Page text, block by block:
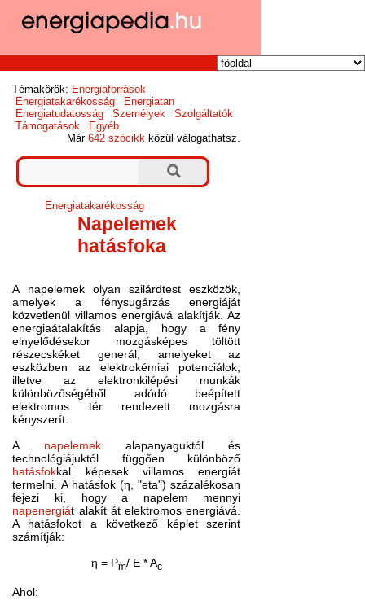
Témakörök: Energiaforrások
Energiatakarékosság
Energiatan
Energiatudatosság
Személyek
Szolgáltatók
Támogatások
Egyéb
Már642 szócikk közül válogathatsz.
Energiatakarékosság
Napelemek
hatásfoka
A napelemek olyan szilárdtest eszközök,
amelyek a fénysugárzás energiáját
közvetlenül villamos energiává alakítják. Az
energiaátalakítás alapja, hogy a fény
elnyelődésekor mozgásképes töltött
részecskéket generál, amelyeket az
eszközben az elektrokémiai potenciálok,
illetve az elektronkilépési munkák
különbözőségéből adódó beépített
elektromos tér rendezett mozgásra
kényszerít.
A napelemekalapanyaguktól és
technológiájuktól függően különböző
hatásfokkal képesek villamos energiát
termelni. A hatásfok (η, "eta") százalékosan
fejezi ki, hogy a napelem mennyi
napenergiát alakít át elektromos energiává.
A hatásfokot a következő képlet szerint
számítják:
η = Pm/ E * Ac
Ahol: